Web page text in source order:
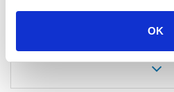
OK
Загрузить